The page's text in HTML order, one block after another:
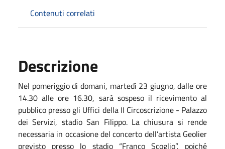
Contenuti correlati
Descrizione
Nel pomeriggio di domani, martedì 23 giugno, dalle ore
14.30 alle ore 16.30, sarà sospeso il ricevimento al
pubblico presso gli Uffici della II Circoscrizione - Palazzo
dei Servizi, stadio San Filippo. La chiusura si rende
necessaria in occasione del concerto dell’artista Geolier
previsto presso lo stadio “Franco Scoglio”, poiché